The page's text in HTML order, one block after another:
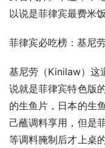
以说是菲律宾最费米
菲律宾必吃榜：基尼
基尼劳（Kinilaw）这
说就是菲律宾特色版
的生鱼片，日本的生
己蘸调料享用，但是
等调料腌制后才上桌